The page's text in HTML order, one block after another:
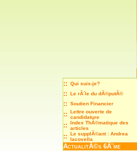
:: Qui suis-je?
:: Le rÃ´le du dÃ©putÃ©
:: Soutien Financier
::
Lettre ouverte de
candidature
::
Index ThÃ©matique des
articles
::
Le supplÃ©ant : Andrea
Iacovella
ActualitÃ©s 6Ã¨me